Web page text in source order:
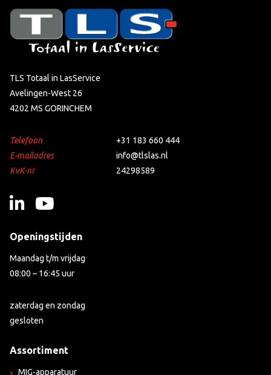
TLS Totaal in LasService
Avelingen-West 26
4202 MS GORINCHEM
Telefoon
+31 183 660 444
E-mailadres
info@tlslas.nl
KvK-nr
24298589
Openingstijden
Maandag t/m vrijdag
08:00 – 16:45 uur
zaterdag en zondag
gesloten
Assortiment
MIG-apparatuur